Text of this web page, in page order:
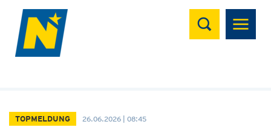
Suchen
TOPMELDUNG 26.06.2026 | 08:45